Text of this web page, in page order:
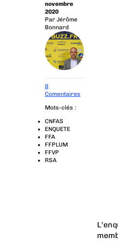
novembre
2020
Par Jérôme
Bonnard
8
Comentaires
Mots-clés :
CNFAS
ENQUETE
FFA
FFPLUM
FFVP
RSA